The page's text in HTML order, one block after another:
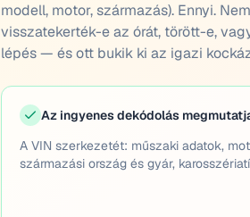
modell, motor, származás). Ennyi.
visszatekerték-e az órát, törött-e,
lépés — és ott bukik ki az igazi
Az ingyenes dekódolás
A VIN szerkezetét: műszaki adatok,
származási ország és gyár,